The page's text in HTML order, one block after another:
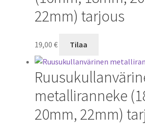
22mm) tarjous
19,00 € Tilaa
metalliranneke
20mm, 22mm)